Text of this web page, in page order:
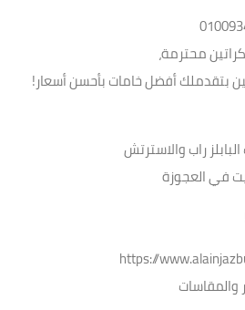
محترمة،
بتقدملك أفضل خامات بأحسن أسعار!
راب والاسترتش
في العجوزة
والمقاسات